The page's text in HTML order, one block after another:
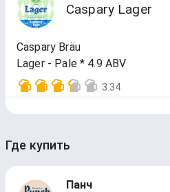
Caspary Lager
Caspary Bräu
Lager - Pale * 4.9 ABV
3.34
Где купить
Панч